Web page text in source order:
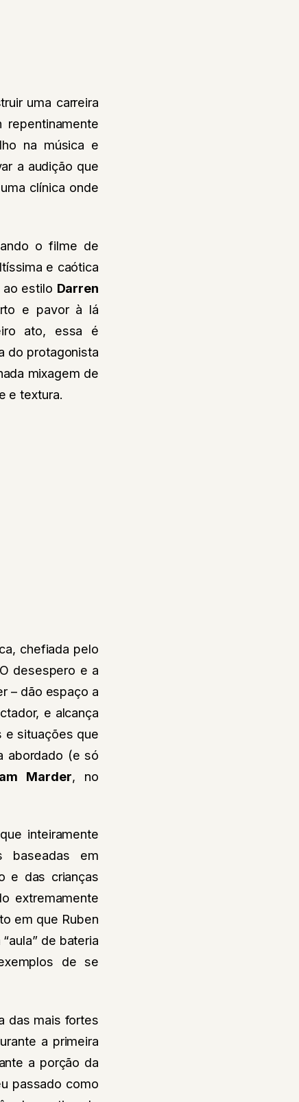
uma carreira
repentinamente
na música e
a audição que
clínica onde
o filme de
e caótica
estilo Darren
e pavor à lá
ato, essa é
do protagonista
mixagem de
e textura.
chefiada pelo
desespero e a
– dão espaço a
e alcança
e situações que
abordado (e só
Marder, no
inteiramente
baseadas em
e das crianças
extremamente
em que Ruben
de bateria
de se
das mais fortes
a primeira
a porção da
passado como